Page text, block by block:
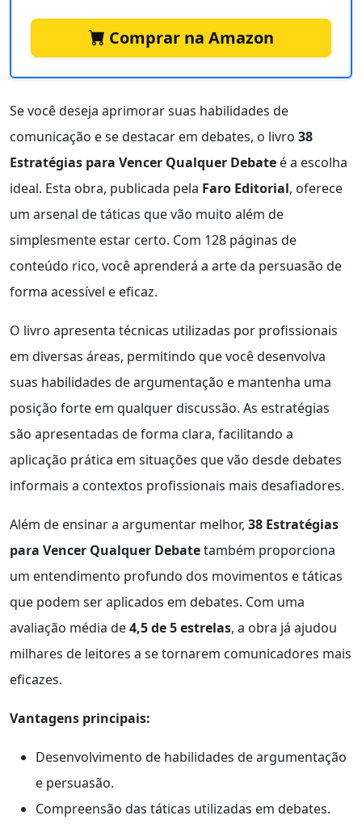
Comprar na Amazon
Se você deseja aprimorar suas habilidades de
comunicação e se destacar em debates, o livro 38
Estratégias para Vencer Qualquer Debate é a escolha
ideal. Esta obra, publicada pela Faro Editorial, oferece
um arsenal de táticas que vão muito além de
simplesmente estar certo. Com 128 páginas de
conteúdo rico, você aprenderá a arte da persuasão de
forma acessível e eficaz.
O livro apresenta técnicas utilizadas por profissionais
em diversas áreas, permitindo que você desenvolva
suas habilidades de argumentação e mantenha uma
posição forte em qualquer discussão. As estratégias
são apresentadas de forma clara, facilitando a
aplicação prática em situações que vão desde debates
informais a contextos profissionais mais desafiadores.
Além de ensinar a argumentar melhor, 38 Estratégias
para Vencer Qualquer Debatetambém proporciona
um entendimento profundo dos movimentos e táticas
que podem ser aplicados em debates. Com uma
avaliação média de4,5 de 5 estrelas, a obra já ajudou
milhares de leitores a se tornarem comunicadores mais
eficazes.
Vantagens principais:
Desenvolvimento de habilidades de argumentação
e persuasão.
Compreensão das táticas utilizadas em debates.